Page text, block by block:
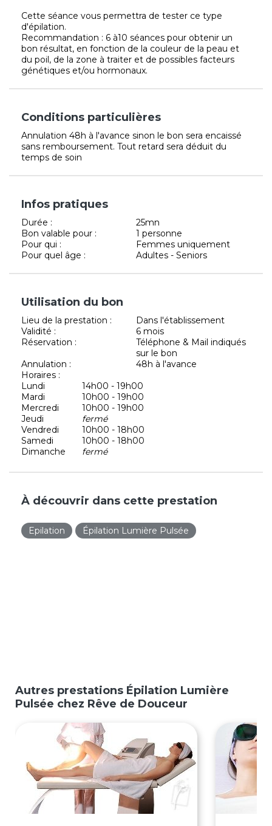
Cette séance vous permettra de tester ce type
d'épilation.
Recommandation : 6 à10 séances pour obtenir un
bon résultat, en fonction de la couleur de la peau et
du poil, de la zone à traiter et de possibles facteurs
génétiques et/ou hormonaux.
Conditions particulières
Annulation 48h à l'avance sinon le bon sera encaissé
sans remboursement. Tout retard sera déduit du
temps de soin
Infos pratiques
Durée :
25mn
Bon valable pour :
1 personne
Pour qui :
Femmes uniquement
Pour quel âge :
Adultes - Seniors
Utilisation du bon
Lieu de la prestation :
Dans l'établissement
Validité :
6 mois
Réservation :
Téléphone & Mail indiqués
sur le bon
Annulation :
48h à l'avance
Horaires :
Lundi
14h00 - 19h00
Mardi
10h00 - 19h00
Mercredi
10h00 - 19h00
Jeudi
fermé
Vendredi
10h00 - 18h00
Samedi
10h00 - 18h00
Dimanche
fermé
À découvrir dans cette prestation
Epilation Épilation Lumière Pulsée
Autres prestations Épilation Lumière
Pulsée chez Rêve de Douceur